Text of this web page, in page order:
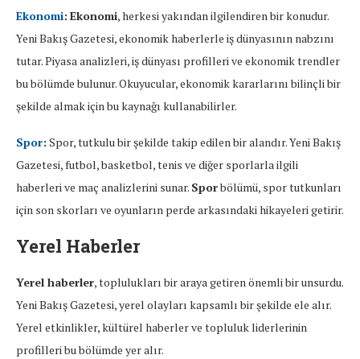
Ekonomi: Ekonomi, herkesi yakından ilgilendiren bir konudur.
Yeni Bakış Gazetesi, ekonomik haberlerle iş dünyasının nabzını
tutar. Piyasa analizleri, iş dünyası profilleri ve ekonomik trendler
bu bölümde bulunur. Okuyucular, ekonomik kararlarını bilinçli bir
şekilde almak için bu kaynağı kullanabilirler.
Spor: Spor, tutkulu bir şekilde takip edilen bir alandır. Yeni Bakış
Gazetesi, futbol, basketbol, tenis ve diğer sporlarla ilgili
haberleri ve maç analizlerini sunar. Sporbölümü, spor tutkunları
için son skorları ve oyunların perde arkasındaki hikayeleri getirir.
Yerel Haberler
Yerel haberler, toplulukları bir araya getiren önemli bir unsurdu.
Yeni Bakış Gazetesi, yerel olayları kapsamlı bir şekilde ele alır.
Yerel etkinlikler, kültürel haberler ve topluluk liderlerinin
profilleri bu bölümde yer alır.